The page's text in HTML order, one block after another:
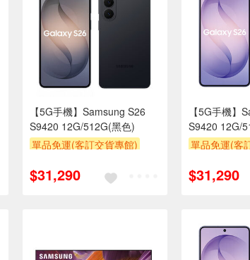
【5G手機】Samsung S26
S9420 12G/512G(黑色)
單品免運(客訂交貨專館)
$31,290
【5G手機】
S9420 12G/
單品免運(客
$31,290